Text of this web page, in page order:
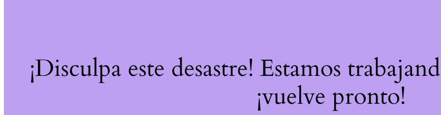
¡Disculpa este desastre! Estamos
¡vuelve pronto!